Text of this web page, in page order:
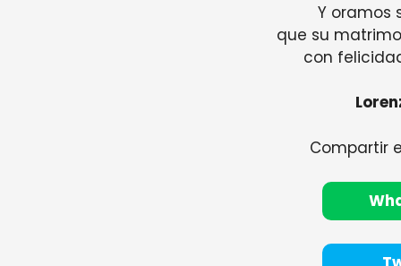
Y oramos
que su
con
Compartir